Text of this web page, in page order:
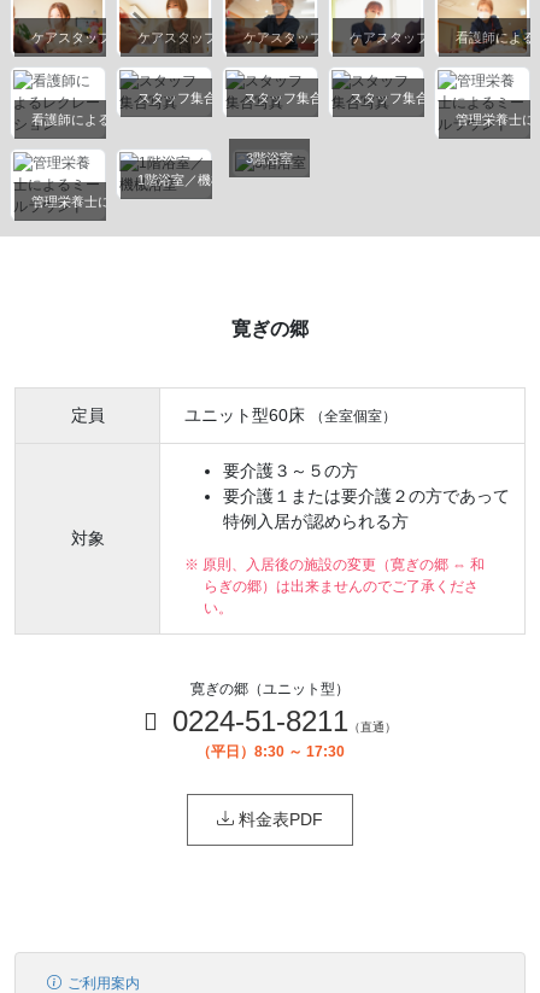
ケアスタッフ ケアスタッフ ケアスタッフ ケアスタッフ 看護師による
看護師によるレクレーション
スタッフ集合写真スタッフ集合写真スタッフ集合写真
管理栄養士に
管理栄養士によるミールラウンド
1階浴室／機械浴室
3階浴室
寛ぎの郷
定員 ユニット型60床 （全室個室）
対象
要介護３～５の方
要介護１または要介護２の方であって
特例入居が認められる方
※ 原則、入居後の施設の変更（寛ぎの郷 ⇔ 和
らぎの郷）は出来ませんのでご了承くださ
い。
寛ぎの郷（ユニット型）
0224-51-8211 （直通）
（平日）8:30 ～ 17:30
料金表PDF
ご利用案内